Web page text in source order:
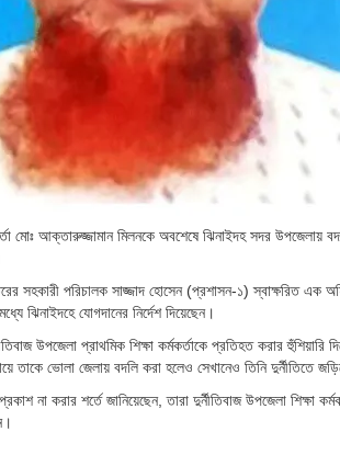
মোঃ আক্তারুজ্জামান মিলনকে অবশেষে ঝিনাইদহ সদর উপজেলায়
সহকারী পরিচালক সাজ্জাদ হোসেন (প্রশাসন-১) স্বাক্ষরিত এক
ঝিনাইদহে যোগদানের নির্দেশ দিয়েছেন।
উপজেলা প্রাথমিক শিক্ষা কর্মকর্তাকে প্রতিহত করার
তাকে ভোলা জেলায় বদলি করা হলেও সেখানেও তিনি দুর্নীতিতে
না করার শর্তে জানিয়েছেন, তারা দুর্নীতিবাজ উপজেলা শিক্ষা